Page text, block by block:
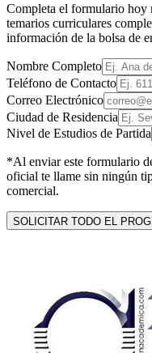
Completa el formulario hoy
temarios curriculares
información de la bolsa de
Nombre Completo
Teléfono de Contacto
Correo Electrónico
Ciudad de Residencia
Nivel de Estudios de Partida
*Al enviar este formulario
oficial te llame sin ningún
comercial.
SOLICITAR TODO EL